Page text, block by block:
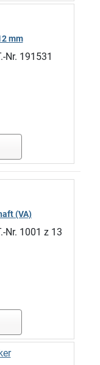
mm
Nr. 191531
(VA)
Nr. 1001 z 13